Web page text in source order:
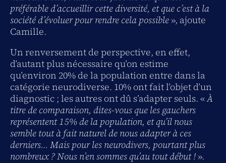
préférable d’accueillir cette diversité, et que c’est à la
société d’évoluer pour rendre cela possible», ajoute
Camille.
Un renversement de perspective, en effet,
d’autant plus nécessaire qu’on estime
qu’environ 20% de la population entre dans la
catégorie neurodiverse. 10% ont fait l’objet d’un
diagnostic ; les autres ont dû s’adapter seuls. «À
titre de comparaison, dites-vous que les gauchers
représentent 15% de la population, et qu’il nous
semble tout à fait naturel de nous adapter à ces
derniers… Mais pour les neurodivers, pourtant plus
nombreux ? Nous n’en sommes qu’au tout début !».